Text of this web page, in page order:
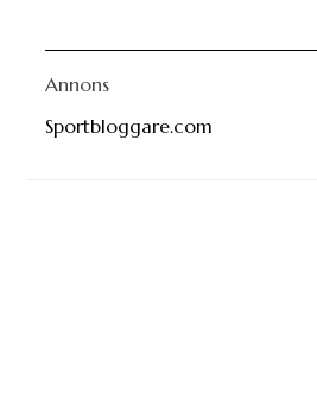
Annons
Sportbloggare.com